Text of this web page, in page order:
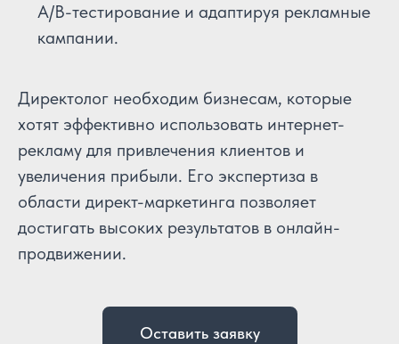
A/B-тестирование и адаптируя рекламные
кампании.
Директолог необходим бизнесам, которые
хотят эффективно использовать интернет-
рекламу для привлечения клиентов и
увеличения прибыли. Его экспертиза в
области директ-маркетинга позволяет
достигать высоких результатов в онлайн-
продвижении.
Оставить заявку